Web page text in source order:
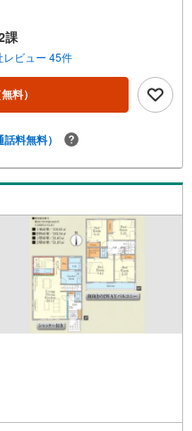
裏付ける高水準の性能指標※バ
ドや キッズスペースをご用
子様連れでも、安心してご来
ローンのご相談などお気軽に
フ25名でお客様がご覧になった
意しております。インターネッ
です。 担当営業へご希望をお
社など、ご相談ください。ご
様の希望に合わせた物件など
まい探しは朝日土地建物
お任せください！
課
レビュー 45件
無料）
話料無料）